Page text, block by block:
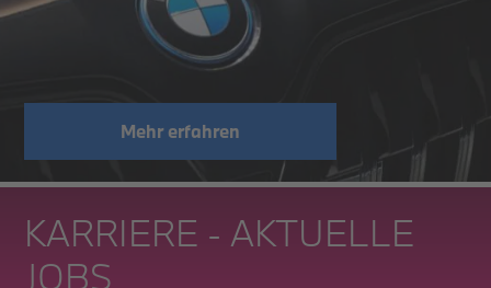
Mehr erfahren
KARRIERE - AKTUELLE
JOBS